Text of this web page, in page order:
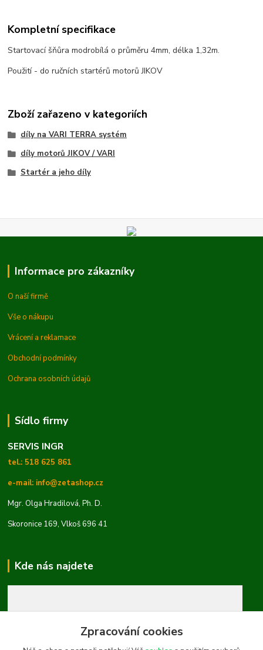
Kompletní specifikace
Startovací šňůra modrobílá o průměru 4mm, délka 1,32m.
Použití - do ručních startérů motorů JIKOV
Zboží zařazeno v kategoriích
díly na VARI TERRA systém
díly motorů JIKOV / VARI
Startér a jeho díly
Informace pro zákazníky
O naší firmě
Vše o nákupu
Vrácení a reklamace
Obchodní podmínky
Ochrana osobních údajů
Sídlo firmy
SERVIS INGR
tel.: 518 625 861
e-mail: info@zetashop.cz
Mgr. Olga Hradilová, Ph. D.
Skoronice 169, Vlkoš 696 41
Kde nás najdete
Zpracování cookies